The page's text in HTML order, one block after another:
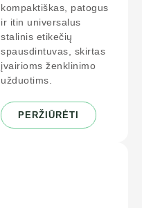
kompaktiškas, patogus
ir itin universalus
stalinis etikečių
spausdintuvas, skirtas
įvairioms ženklinimo
užduotims.
PERŽIŪRĖTI